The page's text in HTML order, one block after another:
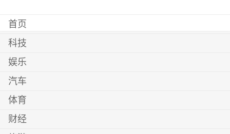
首页
科技
娱乐
汽车
体育
财经